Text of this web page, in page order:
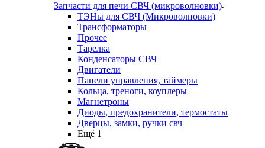
Запчасти для печи СВЧ (микроволновки)
ТЭНы для СВЧ (Микроволновки)
Трансформаторы
Прочее
Тарелка
Конденсаторы СВЧ
Двигатели
Панели управления, таймеры
Кольца, треноги, коуплеры
Магнетроны
Диоды, предохранители, термостаты
Дверцы, замки, ручки свч
Ещё 1